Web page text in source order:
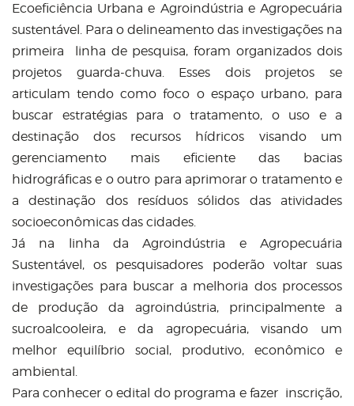
Ecoeficiência Urbana e Agroindústria e Agropecuária
sustentável. Para o delineamento das investigações na
primeira linha de pesquisa, foram organizados dois
projetos guarda-chuva. Esses dois projetos se
articulam tendo como foco o espaço urbano, para
buscar estratégias para o tratamento, o uso e a
destinação dos recursos hídricos visando um
gerenciamento mais eficiente das bacias
hidrográficas e o outro para aprimorar o tratamento e
a destinação dos resíduos sólidos das atividades
socioeconômicas das cidades.
Já na linha da Agroindústria e Agropecuária
Sustentável, os pesquisadores poderão voltar suas
investigações para buscar a melhoria dos processos
de produção da agroindústria, principalmente a
sucroalcooleira, e da agropecuária, visando um
melhor equilíbrio social, produtivo, econômico e
ambiental.
Para conhecer o edital do programa e fazer inscrição,